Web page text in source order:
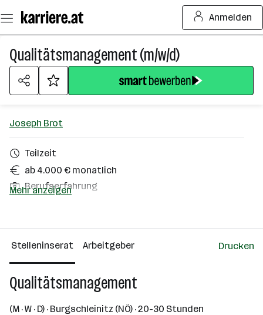
Seiteninhalt
springen
Anmelden
Qualitätsmanagement (m/w/d)
Joseph Brot
Teilzeit
ab 4.000 € monatlich
Berufserfahrung
Über das Unternehmen
101 - 500 Mitarbeiter*innen
Wien
Mehr anzeigen
Stelleninserat Arbeitgeber Drucken
Qualitätsmanagement
(M · W · D) · Burgschleinitz (NÖ) · 20-30 Stunden